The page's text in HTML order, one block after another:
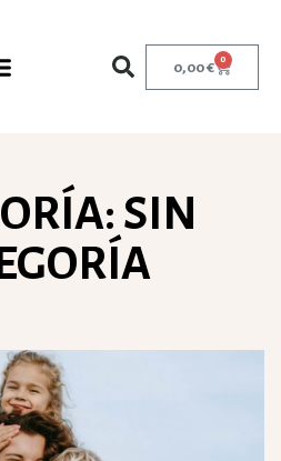
0,00€ 0
SIN